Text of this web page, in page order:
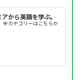
から英語を学ぶ。
全カテゴリーはこちらか